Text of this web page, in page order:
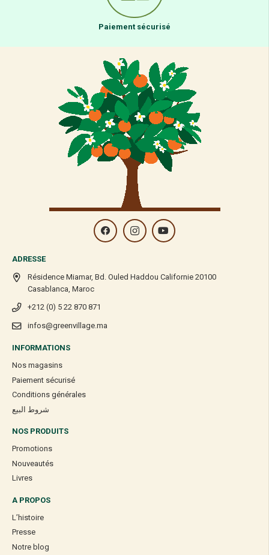
Paiement sécurisé
ADRESSE
Résidence Miamar, Bd. Ouled Haddou Californie 20100
Casablanca, Maroc
+212 (0) 5 22 870 871
infos@greenvillage.ma
INFORMATIONS
Nos magasins
Paiement sécurisé
Conditions générales
شروط البيع
NOS PRODUITS
Promotions
Nouveautés
Livres
A PROPOS
L’histoire
Presse
Notre blog